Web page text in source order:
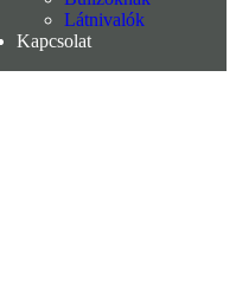
Látnivalók
Kapcsolat